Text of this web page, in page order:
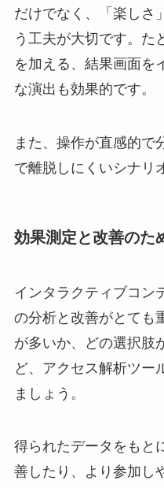
だけでなく、「楽しさ
う工夫が大切です。た
を加える、結果画面を
な演出も効果的です。
また、操作が直感的で
で離脱しにくいシナリ
効果測定と改善のた
インタラクティブコン
の分析と改善がとても
が多いか、どの選択肢
ど、アクセス解析ツー
ましょう。
得られたデータをもと
善したり、より参加し